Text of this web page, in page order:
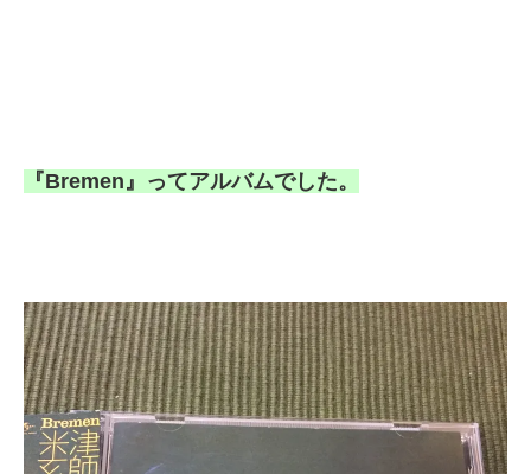
『Bremen』ってアルバムでした。